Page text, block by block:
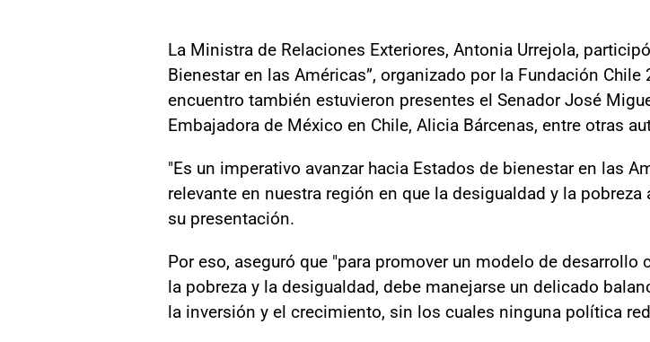
La Ministra de Relaciones Exteriores, Antonia Urrejola,
Bienestar en las Américas”, organizado por la Fundación
encuentro también estuvieron presentes el Senador José
Embajadora de México en Chile, Alicia Bárcenas, entre otras
"Es un imperativo avanzar hacia Estados de bienestar en las
relevante en nuestra región en que la desigualdad y la
su presentación.
Por eso, aseguró que "para promover un modelo de
la pobreza y la desigualdad, debe manejarse un delicado
la inversión y el crecimiento, sin los cuales ninguna política